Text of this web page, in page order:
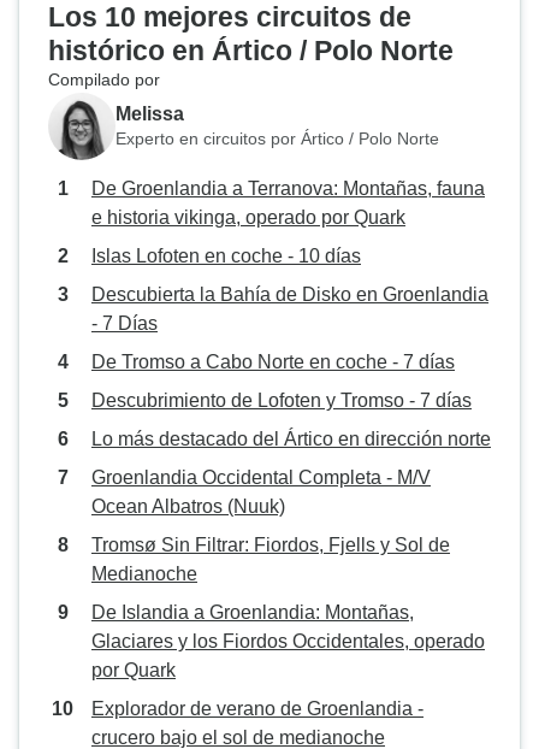
Los 10 mejores circuitos de
histórico en Ártico / Polo Norte
Compilado por
Melissa
Experto en circuitos por Ártico / Polo Norte
De Groenlandia a Terranova: Montañas, fauna
e historia vikinga, operado por Quark
Islas Lofoten en coche - 10 días
Descubierta la Bahía de Disko en Groenlandia
- 7 Días
De Tromso a Cabo Norte en coche - 7 días
Descubrimiento de Lofoten y Tromso - 7 días
Lo más destacado del Ártico en dirección norte
Groenlandia Occidental Completa - M/V
Ocean Albatros (Nuuk)
Tromsø Sin Filtrar: Fiordos, Fjells y Sol de
Medianoche
De Islandia a Groenlandia: Montañas,
Glaciares y los Fiordos Occidentales, operado
por Quark
Explorador de verano de Groenlandia -
crucero bajo el sol de medianoche